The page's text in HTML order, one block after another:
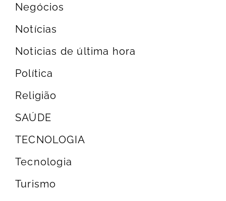
Negócios
Notícias
Noticias de última hora
Política
Religião
SAÚDE
TECNOLOGIA
Tecnologia
Turismo